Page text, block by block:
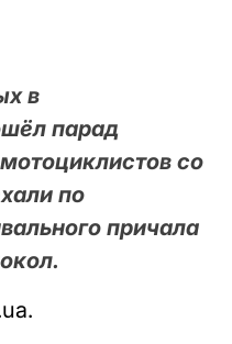
в
парад
со
по
причала